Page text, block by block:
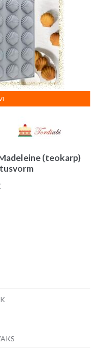
(teokarp)